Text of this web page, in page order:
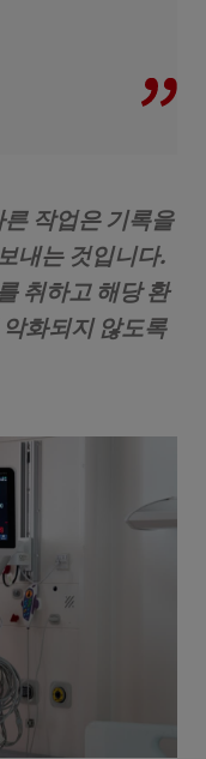
작업은 기록을
내는 것입니다.
취하고 해당 환
화되지 않도록